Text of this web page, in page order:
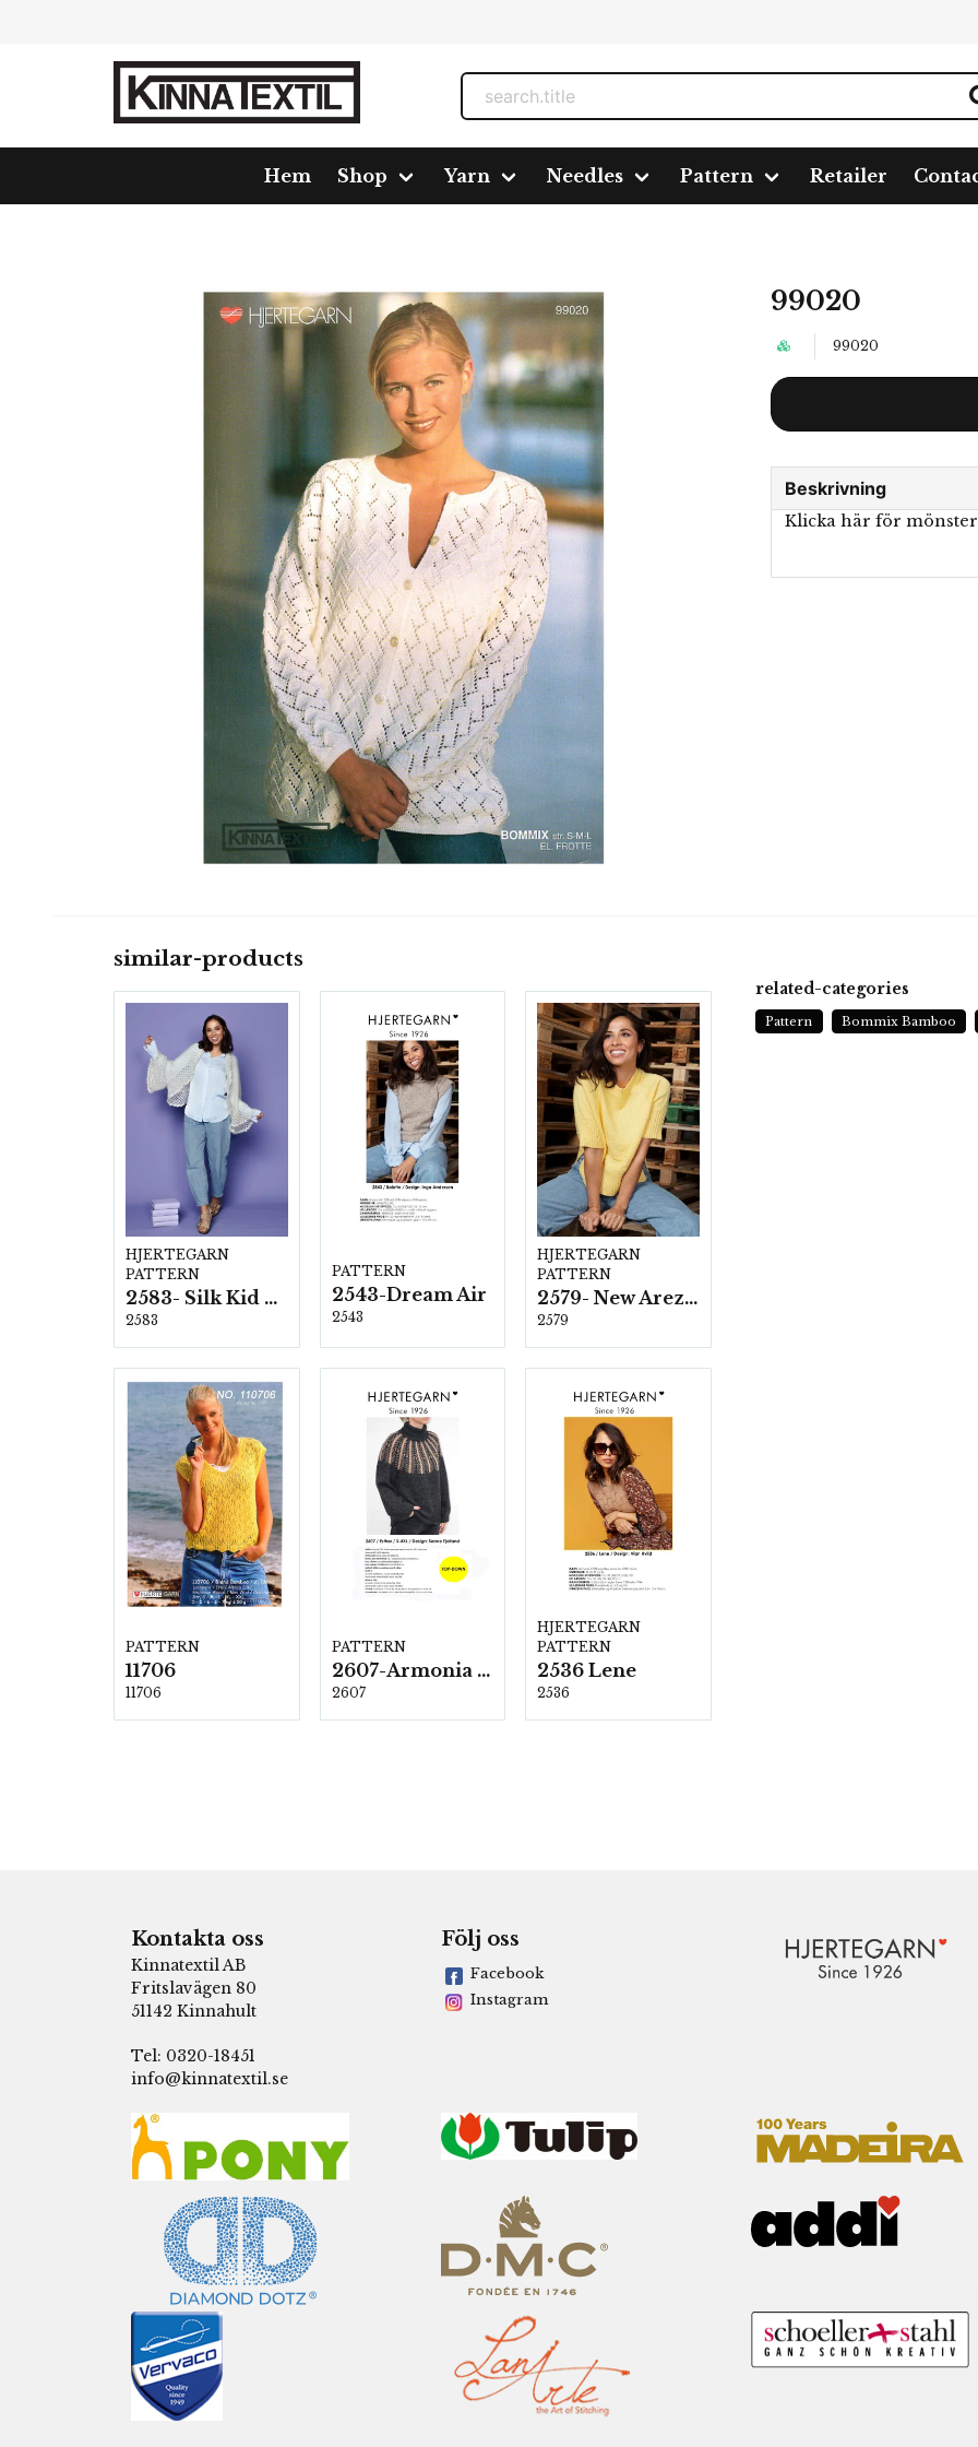
Hem Shop Yarn Needles Pattern Retailer
Pattern 99020
99020
99020
Beskrivning
Klicka här för mönster
similar-products
HJERTEGARN
PATTERN
2583- Silk Kid Mohair
2583
PATTERN
2543-Dream Air
2543
HJERTEGARN
PATTERN
2579- New Arezzo
2579
PATTERN
11706
11706
PATTERN
2607-Armonia och Alpaca 400
2607
HJERTEGARN
PATTERN
2536 Lene
2536
related-categories
Pattern Bommix Bamboo
Kontakta oss
Kinnatextil AB
Fritslavägen 80
51142 Kinnahult
Tel: 0320-18451
info@kinnatextil.se
Följ oss
Facebook
Instagram